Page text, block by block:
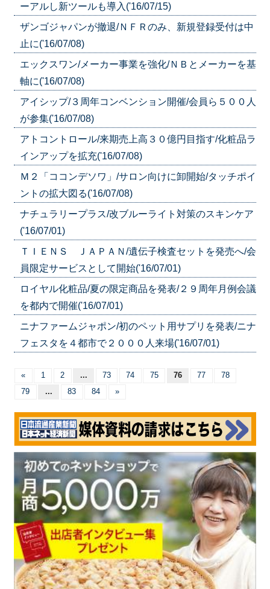
ーアルし新ツールも導入('16/07/15)
ザンゴジャパンが撤退/ＮＦＲのみ、新規登録受付は中
止に('16/07/08)
エックスワン/メーカー事業を強化/ＮＢとメーカーを基
軸に('16/07/08)
アイシップ/３周年コンベンション開催/会員ら５００人
が参集('16/07/08)
アトコントロール/来期売上高３０億円目指す/化粧品ラ
インアップを拡充('16/07/08)
Ｍ２「ココンデソワ」/サロン向けに卸開始/タッチポイ
ントの拡大図る('16/07/08)
ナチュラリープラス/改ブルーライト対策のスキンケア
('16/07/01)
ＴＩＥＮＳ ＪＡＰＡＮ/遺伝子検査セットを発売へ/会
員限定サービスとして開始('16/07/01)
ロイヤル化粧品/夏の限定商品を発表/２９周年月例会議
を都内で開催('16/07/01)
ニナファームジャポン/初のペット用サプリを発表/ニナ
フェスタを４都市で２０００人来場('16/07/01)
« 1 2 ... 73 74 75 76 77
78
79
... 83 84 »